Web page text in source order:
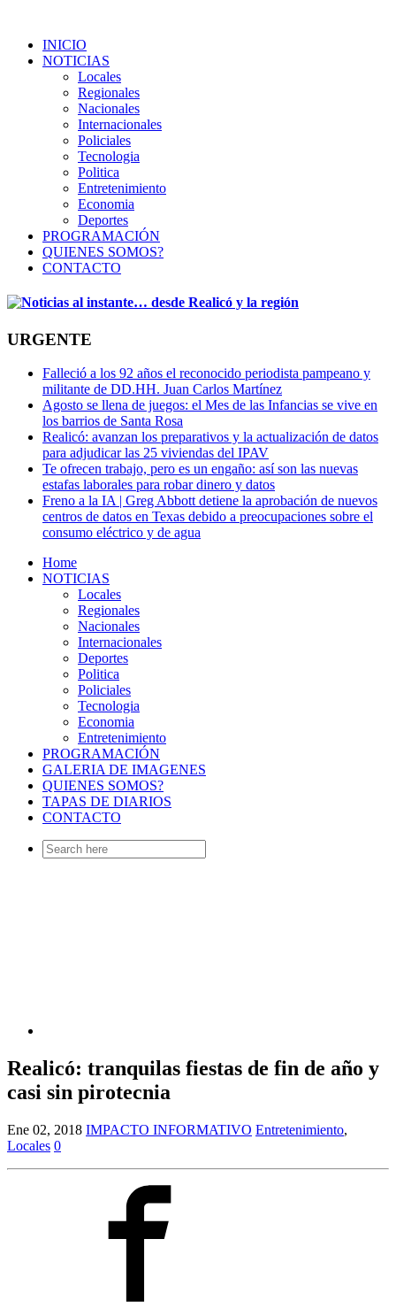
INICIO
NOTICIAS
Locales
Regionales
Nacionales
Internacionales
Policiales
Tecnologia
Politica
Entretenimiento
Economia
Deportes
PROGRAMACIÓN
QUIENES SOMOS?
CONTACTO
URGENTE
Falleció a los 92 años el reconocido periodista pampeano y
militante de DD.HH. Juan Carlos Martínez
Agosto se llena de juegos: el Mes de las Infancias se vive en
los barrios de Santa Rosa
Realicó: avanzan los preparativos y la actualización de datos
para adjudicar las 25 viviendas del IPAV
Te ofrecen trabajo, pero es un engaño: así son las nuevas
estafas laborales para robar dinero y datos
Freno a la IA | Greg Abbott detiene la aprobación de nuevos
centros de datos en Texas debido a preocupaciones sobre el
consumo eléctrico y de agua
Home
NOTICIAS
Locales
Regionales
Nacionales
Internacionales
Deportes
Politica
Policiales
Tecnologia
Economia
Entretenimiento
PROGRAMACIÓN
GALERIA DE IMAGENES
QUIENES SOMOS?
TAPAS DE DIARIOS
CONTACTO
Search
for:
Realicó: tranquilas fiestas de fin de año y
casi sin pirotecnia
Ene 02, 2018 IMPACTO INFORMATIVO Entretenimiento,
Locales 0